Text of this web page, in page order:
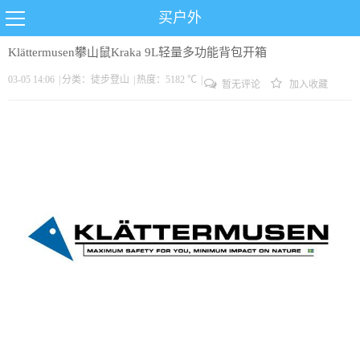
买户外
Klättermusen攀山鼠Kraka 9L轻量多功能背包开箱
03-05 14:06 分类： 徒步登山 热度：5182 ℃ 暂无评论 加入收藏